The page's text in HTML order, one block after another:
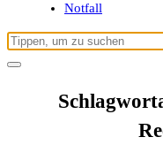
Notfall
Suchen
nach: